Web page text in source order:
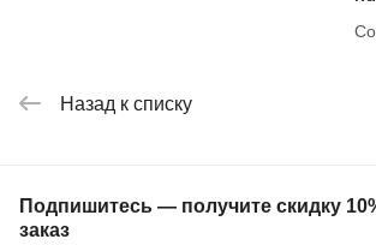
Назад к списку
Подпишитесь — получите скидку
заказ